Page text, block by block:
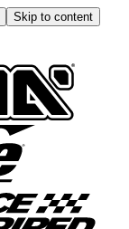
Skip to content